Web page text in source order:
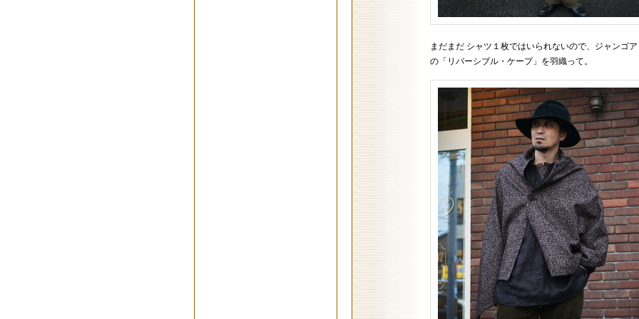
まだまだ シャツ１枚ではいられないので、ジャンゴ
の「リバーシブル・ケープ」を羽織って。